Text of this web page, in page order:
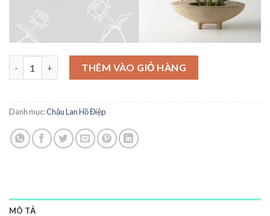
Giỏ Lan Hồ Điệp - HĐ28 số lượng
THÊM VÀO GIỎ HÀNG
Danh mục:Chậu Lan Hồ Điệp
MÔ TẢ